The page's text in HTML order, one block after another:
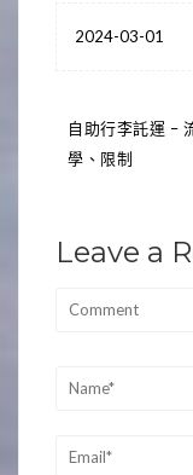
2024-03-01
文
章
覽
自助行李託運 –
學、限制
Leave a